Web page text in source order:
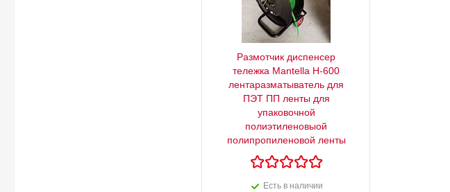
Размотчик диспенсер
тележка Mantella H-600
лентаразматыватель для
ПЭТ ПП ленты для
упаковочной
полиэтиленовыой
полипропиленовой ленты
Есть в наличии